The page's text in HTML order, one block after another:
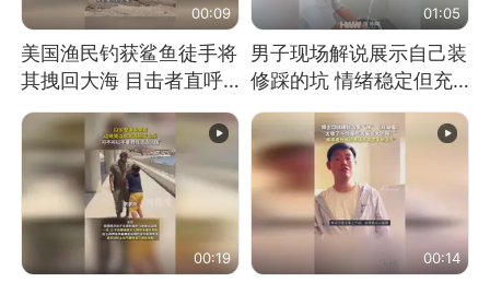
00:09
美国渔民钓获鲨鱼徒手将
其拽回大海 目击者直呼
震惊 （视频来源：参考
消息）
01:05
男子现场解说展示自己装
修踩的坑 情绪稳定但充
满无奈 每处都有精心设
计 但每处都有瑕疵 网
友：一开始我没笑 但看
到洗手盆我没绷住
00:19 00:14